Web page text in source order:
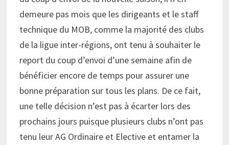
demeure pas mois que les dirigeants et le staff
technique du MOB, comme la majorité des clubs
de la ligue inter-régions, ont tenu à souhaiter le
report du coup d’envoi d’une semaine afin de
bénéficier encore de temps pour assurer une
bonne préparation sur tous les plans. De ce fait,
une telle décision n’est pas à écarter lors des
prochains jours puisque plusieurs clubs n’ont pas
tenu leur AG Ordinaire et Elective et entamer la